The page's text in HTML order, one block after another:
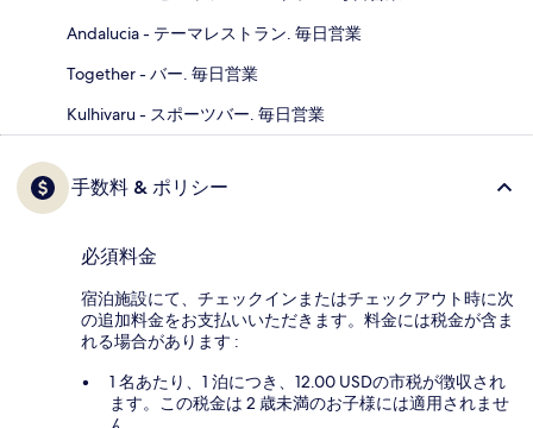
Andalucia - テーマレストラン. 毎日営業
Together - バー. 毎日営業
Kulhivaru - スポーツバー. 毎日営業
手数料 & ポリシー
必須料金
宿泊施設にて、チェックインまたはチェックアウト時に次
の追加料金をお支払いいただきます。料金には税金が含ま
れる場合があります :
1 名あたり、1 泊につき、12.00 USDの市税が徴収され
ます。この税金は 2 歳未満のお子様には適用されませ